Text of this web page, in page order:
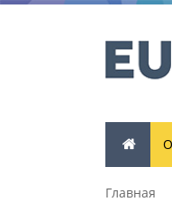
Главная